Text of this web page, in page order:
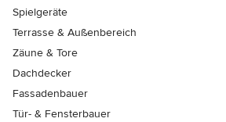
Spielgeräte
Terrasse & Außenbereich
Zäune & Tore
Dachdecker
Fassadenbauer
Tür- & Fensterbauer